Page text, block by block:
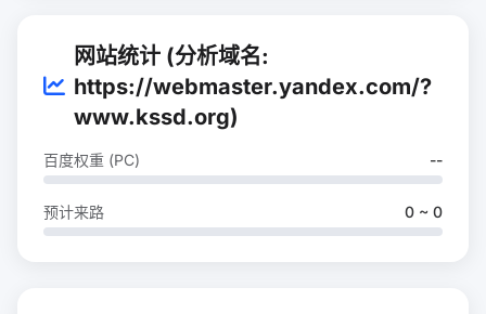
网站统计 (分析域名:
https://webmaster.yandex.com/?
www.kssd.org)
百度权重 (PC) --
预计来路 0 ~ 0